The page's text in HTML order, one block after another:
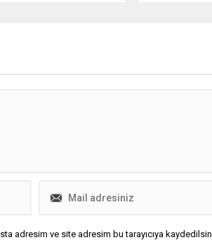
adresim ve site adresim bu tarayıcıya kaydedilsin.